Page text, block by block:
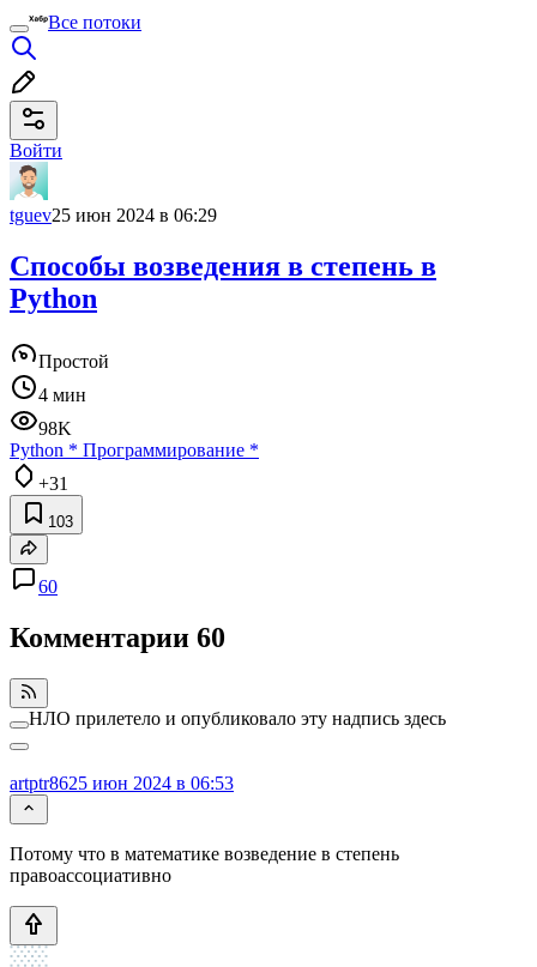
Все потоки
Войти
tguev25 июн 2024 в 06:29
Способы возведения в степень в
Python
Простой
4 мин
98K
Python * Программирование *
+31
103
60
Комментарии 60
НЛО прилетело и опубликовало эту надпись здесь
artptr8625 июн 2024 в 06:53
Потому что в математике возведение в степень
правоассоциативно